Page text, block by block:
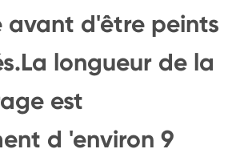
avant d'être peints
longueur de la
est
d 'environ 9